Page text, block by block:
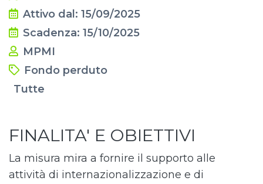
Attivo dal: 15/09/2025
Scadenza: 15/10/2025
MPMI
Fondo perduto
Tutte
FINALITA' E OBIETTIVI
La misura mira a fornire il supporto alle
attività di internazionalizzazione e di